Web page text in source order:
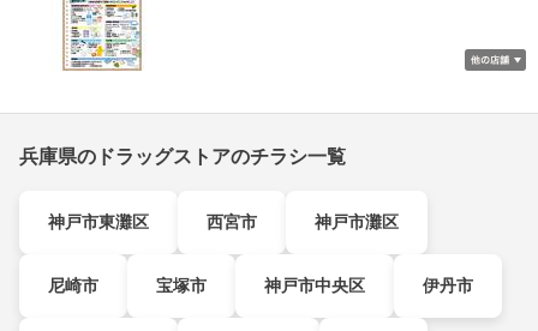
兵庫県のドラッグストアのチラシ一覧
神戸市東灘区 西宮市 神戸市灘区
尼崎市 宝塚市 神戸市中央区 伊丹市